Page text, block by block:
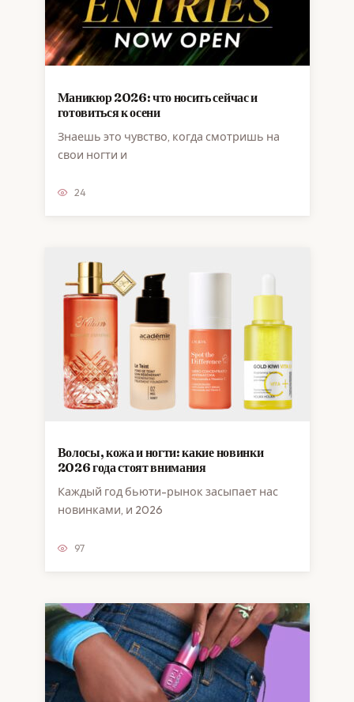
Маникюр 2026: что носить сейчас и
готовиться к осени
Знаешь это чувство, когда смотришь на
свои ногти и
24
Волосы, кожа и ногти: какие новинки
2026 года стоят внимания
Каждый год бьюти-рынок засыпает нас
новинками, и 2026
97